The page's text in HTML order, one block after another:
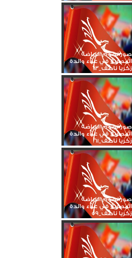
صور نجوم الرياضة
المصرية في عزاء والدة
زكريا ناصف_63
صور نجوم الرياضة
المصرية في عزاء والدة
زكريا ناصف_61
صور نجوم الرياضة
المصرية في عزاء والدة
زكريا ناصف_59